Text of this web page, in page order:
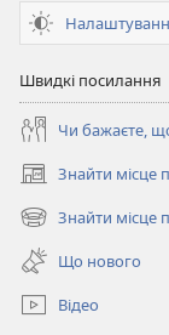
Швидкі посилання
Чи бажаєте,
Знайти місце
(відкривається
у
новому
вікні)
Знайти місце
(відкривається
новому
вікні)
Що нового
Відео